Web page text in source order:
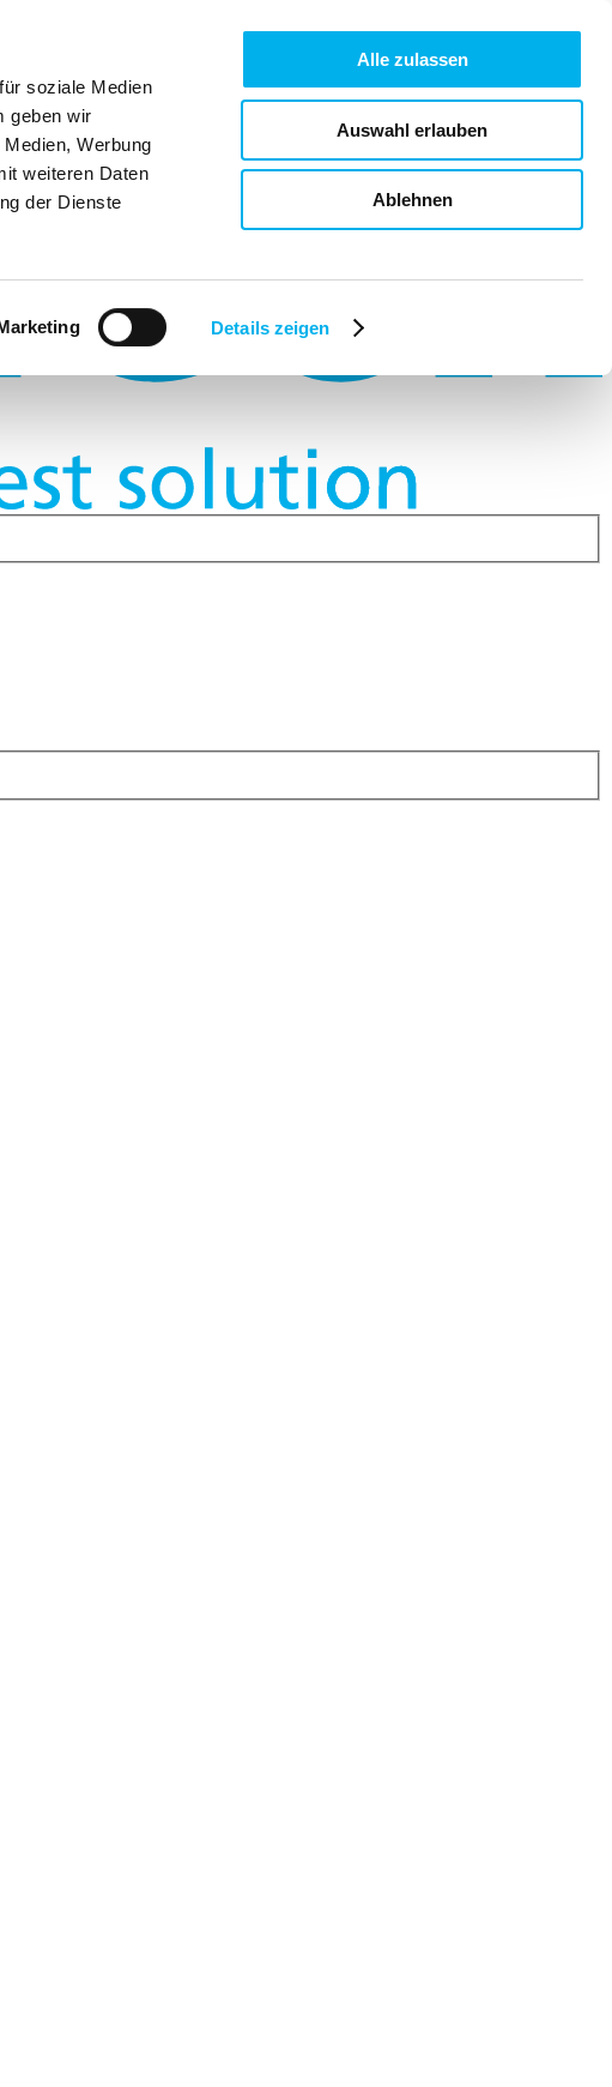
soziale Medien
geben wir
Werbung
weiteren Daten
der Dienste
Details zeigen
Alle zulassen
Auswahl erlauben
Ablehnen